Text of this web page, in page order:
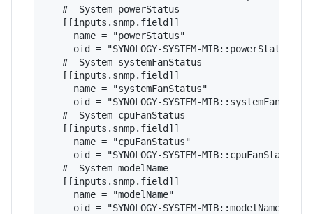
   #  System powerStatus
   [[inputs.snmp.field]]
     name = "powerStatus"
     oid = "SYNOLOGY-SYSTEM-MIB::powerStatus.0"
   #  System systemFanStatus
   [[inputs.snmp.field]]
     name = "systemFanStatus"
oid = "SYNOLOGY-SYSTEM-
   #  System cpuFanStatus
   [[inputs.snmp.field]]
     name = "cpuFanStatus"
     oid = "SYNOLOGY-SYSTEM-MIB::cpuFanStatus.0"
   #  System modelName
   [[inputs.snmp.field]]
     name = "modelName"
     oid = "SYNOLOGY-SYSTEM-MIB::modelName.0"